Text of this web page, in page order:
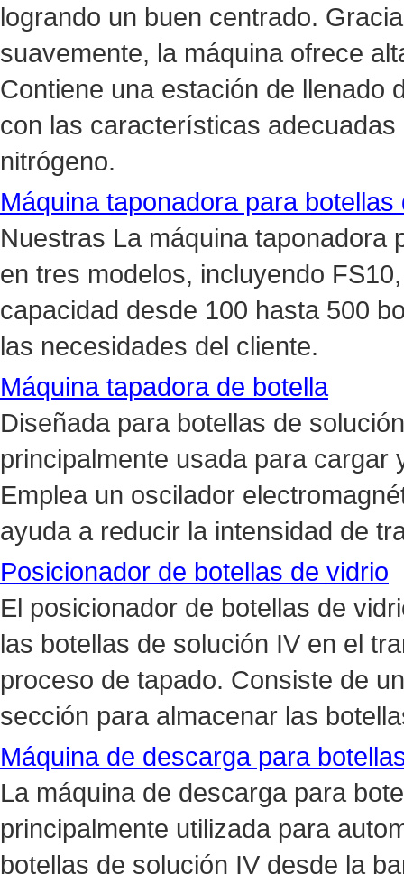
logrando un buen centrado.
suavemente, la máquina ofrece
Contiene una estación de llenado
con las características
nitrógeno.
Máquina taponadora para botellas
Nuestras La máquina taponadora
en tres modelos, incluyendo
capacidad desde 100 hasta 500
las necesidades del cliente.
Máquina tapadora de botella
Diseñada para botellas de
principalmente usada para
Emplea un oscilador
ayuda a reducir la intensidad de
Posicionador de botellas de vidrio
El posicionador de botellas de
las botellas de solución IV en el
proceso de tapado. Consiste de
sección para almacenar las
Máquina de descarga para
La máquina de descarga para
principalmente utilizada para
botellas de solución IV desde la